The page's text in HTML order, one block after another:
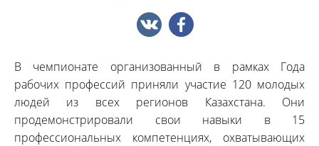
В чемпионате организованный в рамках Года
рабочих профессий приняли участие 120 молодых
людей из всех регионов Казахстана. Они
продемонстрировали свои навыки в 15
профессиональных компетенциях, охватывающих